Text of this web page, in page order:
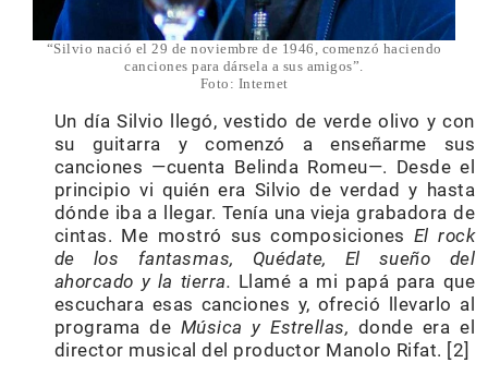
“Silvio nació el 29 de noviembre de 1946, comenzó haciendo
canciones para dársela a sus amigos”.
Foto: Internet
Un día Silvio llegó, vestido de verde olivo y con
su guitarra y comenzó a enseñarme sus
canciones —cuenta Belinda Romeu—. Desde el
principio vi quién era Silvio de verdad y hasta
dónde iba a llegar. Tenía una vieja grabadora de
cintas. Me mostró sus composiciones El rock
de los fantasmas, Quédate, El sueño del
ahorcado y la tierra. Llamé a mi papá para que
escuchara esas canciones y, ofreció llevarlo al
programa de Música y Estrellas, donde era el
director musical del productor Manolo Rifat. [2]